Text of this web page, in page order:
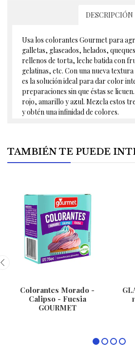
DESCRIPCIÓN
Usa los colorantes Gourmet para
galletas, glaseados, helados,
rellenos de torta, leche batida con
gelatinas, etc. Con una nueva
es la solución ideal para dar color
preparaciones sin que éstas se
rojo, amarillo y azul. Mezcla estos
y obtén una infinidad de colores.
TAMBIÉN TE PUEDE
Colorantes Morado -
Calipso - Fucsia
GOURMET